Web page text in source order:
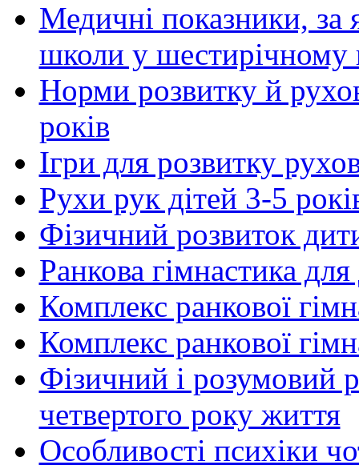
Медичні показники, за
школи у шестирічному
Норми розвитку й
років
Ігри для розвитку
Рухи рук дітей 3-5
Фізичний розвиток
Ранкова гімнастика
Комплекс ранкової
Комплекс ранкової
Фізичний і розумовий
четвертого року життя
Особливості психіки